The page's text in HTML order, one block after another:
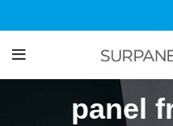
panel